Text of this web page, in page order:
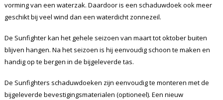
vorming van een waterzak. Daardoor is een schaduwdoek ook meer
geschikt bij veel wind dan een waterdicht zonnezeil.
De Sunfighter kan het gehele seizoen van maart tot oktober buiten
blijven hangen. Na het seizoen is hij eenvoudig schoon te maken en
handig op te bergen in de bijgeleverde tas.
De Sunfighters schaduwdoeken zijn eenvoudig te monteren met de
bijgeleverde bevestigingsmaterialen (optioneel). Een nieuw